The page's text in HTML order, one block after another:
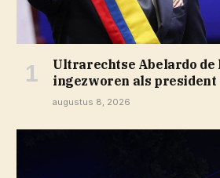
Ultrarechtse Abelardo de
ingezworen als president
augustus 8, 2026